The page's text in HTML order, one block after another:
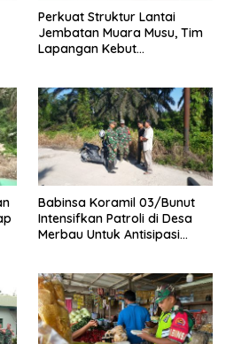
Perkuat Struktur Lantai
Jembatan Muara Musu, Tim
Lapangan Kebut
Babinsa Koramil 03/Bunut
Intensifkan Patroli di Desa
Merbau Untuk Antisipasi